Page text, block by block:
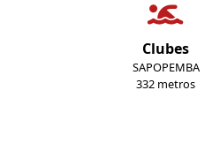
Clubes
SAPOPEMBA
332 metros